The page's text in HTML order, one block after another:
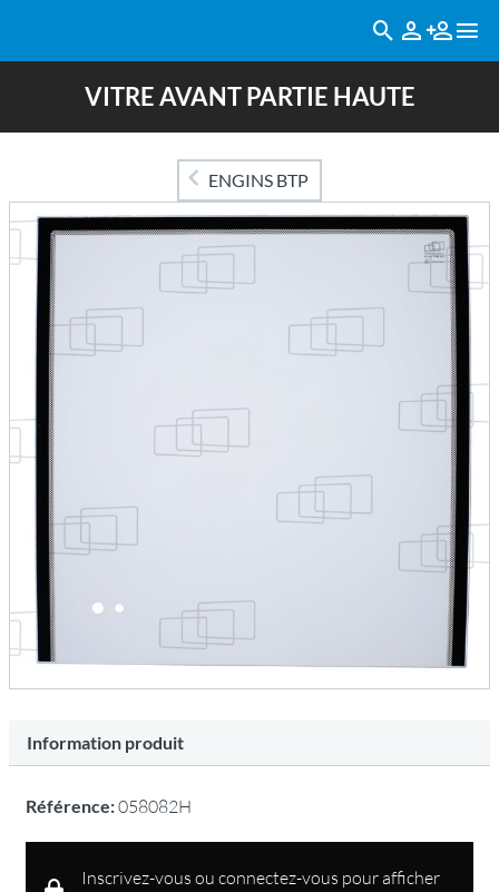
VITRE AVANT PARTIE HAUTE
ENGINS BTP
Information produit
Référence:058082H
Inscrivez-vous ou connectez-vous pour afficher